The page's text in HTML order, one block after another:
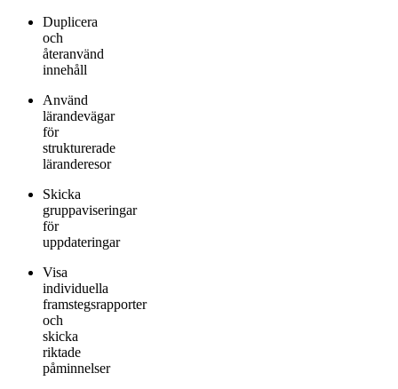
Duplicera
och
återanvänd
innehåll
Använd
lärandevägar
för
strukturerade
läranderesor
Skicka
gruppaviseringar
för
uppdateringar
Visa
individuella
framstegsrapporter
och
skicka
riktade
påminnelser